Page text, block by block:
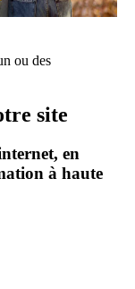
ou des
site
en
à haute